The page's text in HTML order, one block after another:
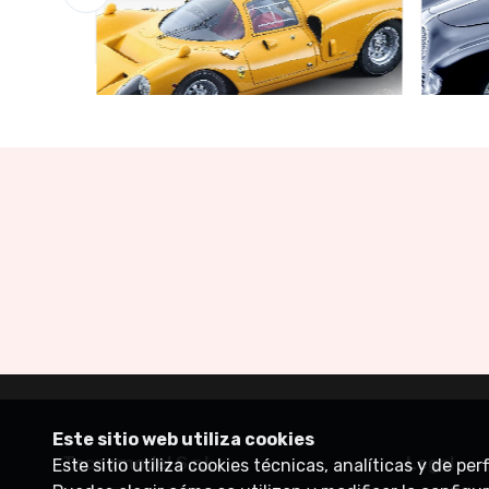
Tecnomodel S.r.l. Legal
Este sitio web utiliza cookies
Este sitio utiliza cookies técnicas, analíticas y de